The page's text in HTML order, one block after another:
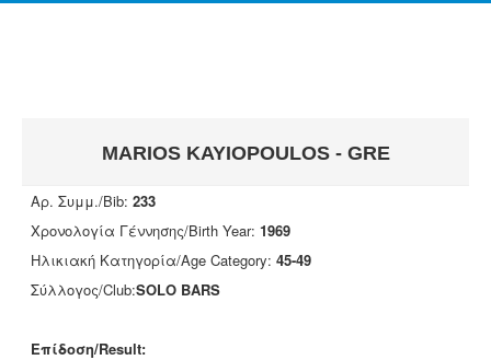
MARIOS KAYIOPOULOS - GRE
Αρ. Συμμ./Bib: 233
Χρονολογία Γέννησης/Birth Year: 1969
Ηλικιακή Κατηγορία/Age Category: 45-49
Σύλλογος/Club:SOLO BARS
Επίδοση/Result: